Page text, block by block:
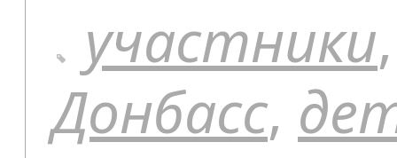
участники
Донбасс,